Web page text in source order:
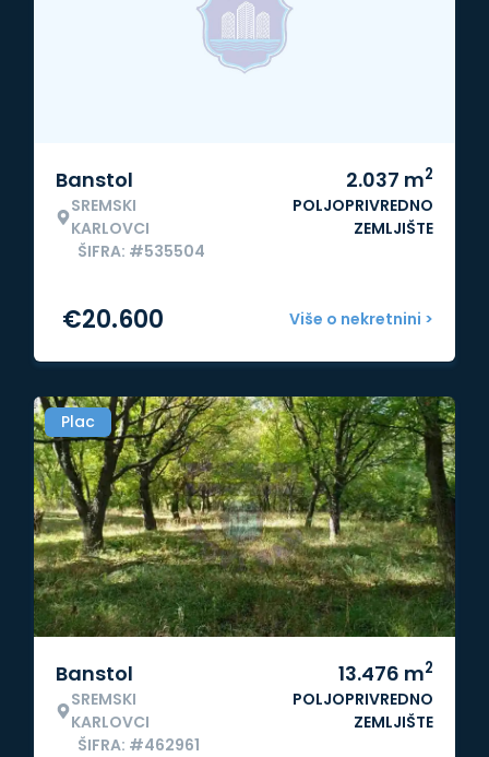
Banstol
SREMSKI
KARLOVCI
ŠIFRA: #535504
2.037 m2
POLJOPRIVREDNO
ZEMLJIŠTE
Više o nekretnini >
€20.600
Plac
Banstol
SREMSKI
KARLOVCI
ŠIFRA: #462961
13.476 m2
POLJOPRIVREDNO
ZEMLJIŠTE